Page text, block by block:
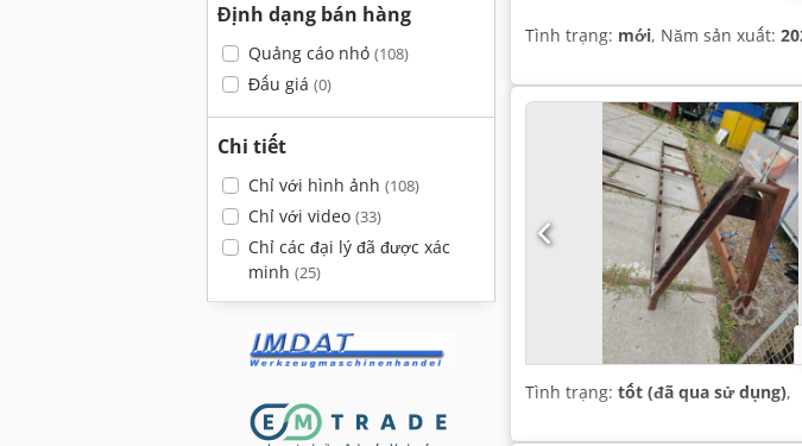
Định dạng bán hàng
Quảng cáo nhỏ (108)
Đấu giá (0)
Chi tiết
Chỉ với hình ảnh (108)
Chỉ với video (33)
Chỉ các đại lý đã được xác
minh (25)
Tình trạng: mới, Năm sản xuất:
Tình trạng: tốt (đã qua sử dụng),